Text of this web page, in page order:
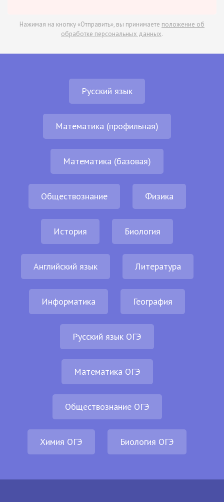
Нажимая на кнопку «Отправить», вы принимаете положение об
обработке персональных данных.
Русский язык
Математика (профильная)
Математика (базовая)
Обществознание Физика
История Биология
Английский язык Литература
Информатика География
Русский язык ОГЭ
Математика ОГЭ
Обществознание ОГЭ
Химия ОГЭ Биология ОГЭ